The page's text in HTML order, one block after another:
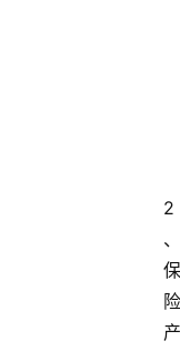
2
、
保
险
产